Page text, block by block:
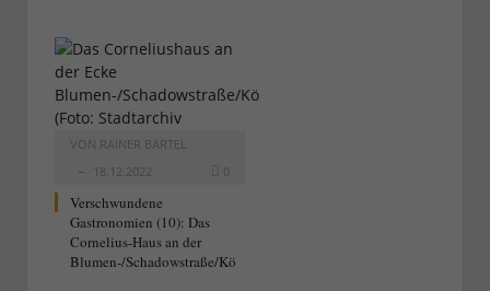
VON RAINER BARTEL
18.12.2022
0
Verschwundene
Gastronomien (10): Das
Cornelius-Haus an der
Blumen-/Schadowstraße/Kö